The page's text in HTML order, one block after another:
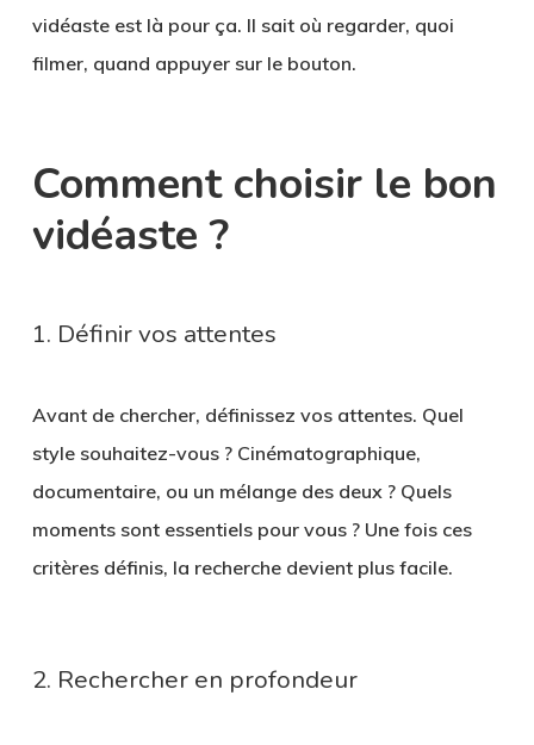
vidéaste est là pour ça. Il sait où regarder, quoi
filmer, quand appuyer sur le bouton.
Comment choisir le bon
vidéaste ?
1. Définir vos attentes
Avant de chercher, définissez vos attentes. Quel
style souhaitez-vous ? Cinématographique,
documentaire, ou un mélange des deux ? Quels
moments sont essentiels pour vous ? Une fois ces
critères définis, la recherche devient plus facile.
2. Rechercher en profondeur